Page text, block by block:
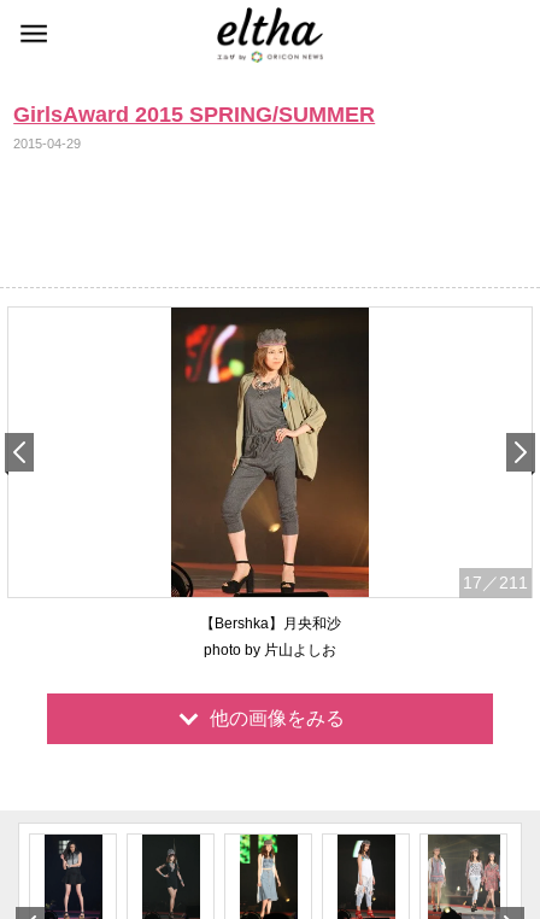
GirlsAward 2015 SPRING/SUMMER
2015-04-29
17 ／211
【Bershka】月央和沙
photo by 片山よしお
他の画像をみる